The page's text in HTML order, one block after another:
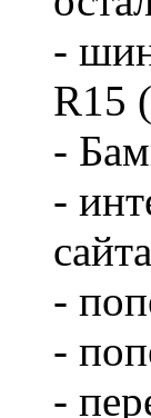
-
R15
-
-
-
-
-